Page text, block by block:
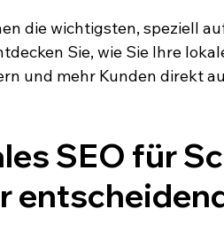
die wichtigsten, speziell
Sie, wie Sie Ihre
und mehr Kunden direkt
SEO für